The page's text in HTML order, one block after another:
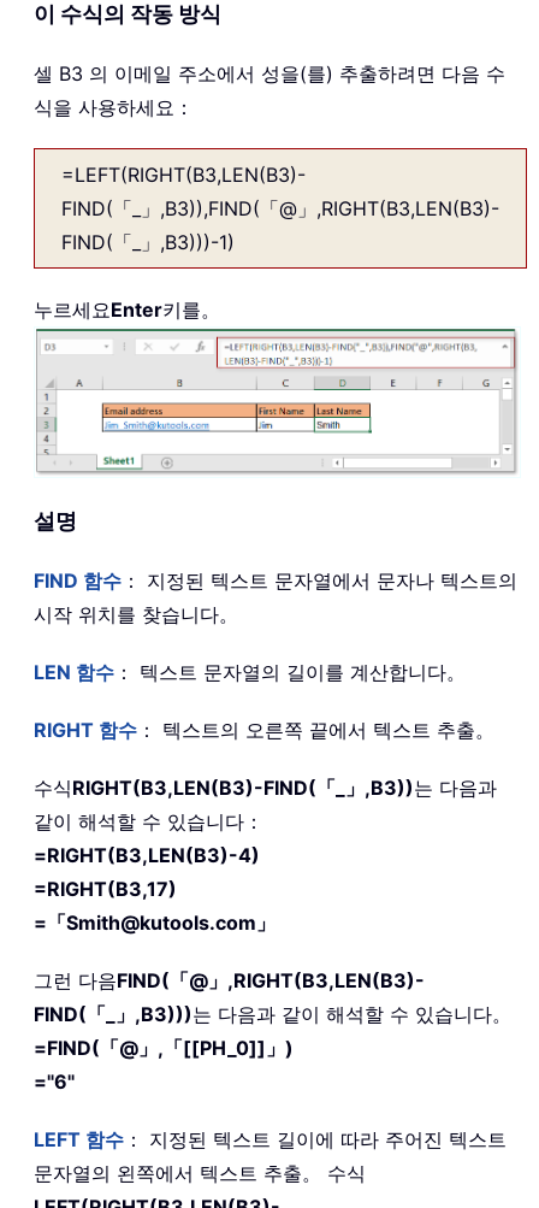
이 수식의 작동 방식
셀 B3 의 이메일 주소에서 성을(를) 추출하려면 다음 수
식을 사용하세요：
=LEFT(RIGHT(B3,LEN(B3)-
FIND(「_」,B3)),FIND(「@」,RIGHT(B3,LEN(B3)-
FIND(「_」,B3)))-1)
누르세요Enter키를。
설명
FIND 함수 ： 지정된 텍스트 문자열에서 문자나 텍스트의
시작 위치를 찾습니다。
LEN 함수 ： 텍스트 문자열의 길이를 계산합니다。
RIGHT 함수 ： 텍스트의 오른쪽 끝에서 텍스트 추출。
수식RIGHT(B3,LEN(B3)-FIND(「_」,B3))는 다음과
같이 해석할 수 있습니다：
=RIGHT(B3,LEN(B3)-4)
=RIGHT(B3,17)
=「Smith@kutools.com」
그런 다음FIND(「@」,RIGHT(B3,LEN(B3)-
FIND(「_」,B3)))는 다음과 같이 해석할 수 있습니다。
=FIND(「@」,「[[PH_0]]」)
="6"
LEFT 함수 ： 지정된 텍스트 길이에 따라 주어진 텍스트
문자열의 왼쪽에서 텍스트 추출。 수식